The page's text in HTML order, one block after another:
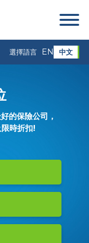
選擇語言 EN 中文
的保險公司，
時折扣!